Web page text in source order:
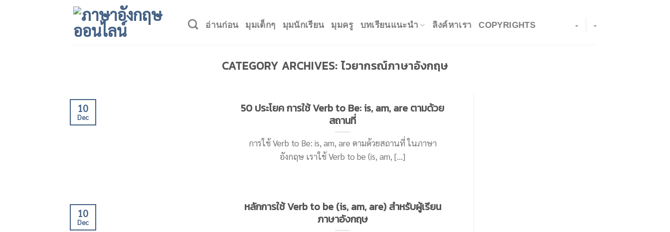
อ่านก่อน มุมเด็กๆ มุมนักเรียน มุมครู บทเรียนแนะนำ ลิงค์หาเรา COPYRIGHTS - -
CATEGORY ARCHIVES: ไวยากรณ์ภาษาอังกฤษ
50 ประโยค การใช้ Verb to Be: is, am, are ตามด้วย
สถานที่
การใช้ Verb to Be: is, am, are ตามด้วยสถานที่ ในภาษา
อังกฤษ เราใช้ Verb to be (is, am, [...]
10
Dec
หลักการใช้ Verb to be (is, am, are) สำหรับผู้เรียน
ภาษาอังกฤษ
10
Dec